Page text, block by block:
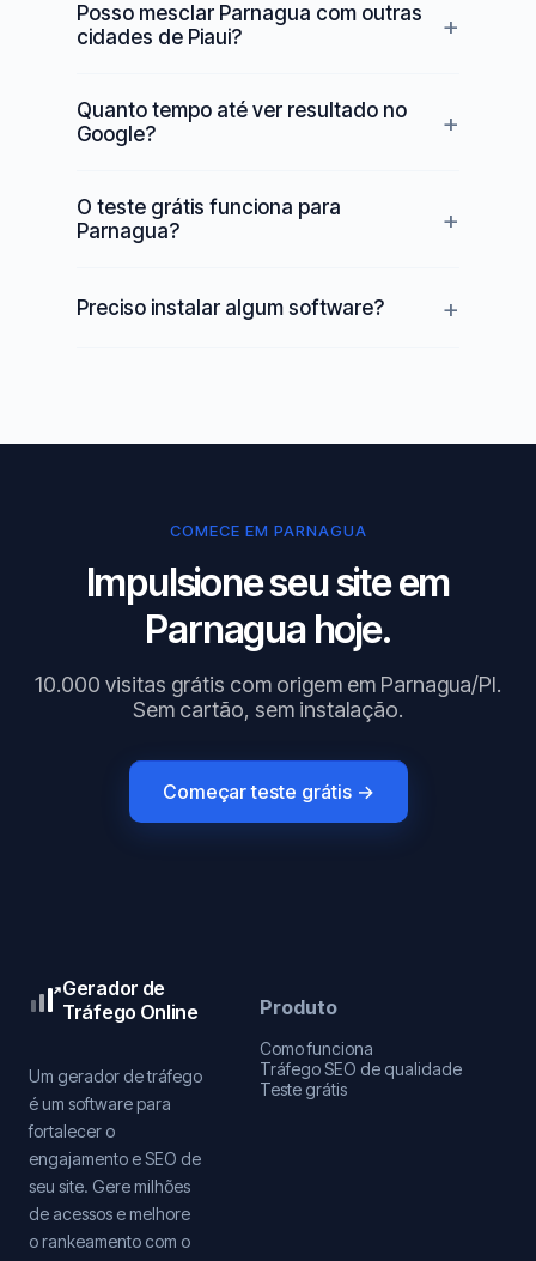
Posso mesclar Parnagua com outras
cidades de Piaui?
Quanto tempo até ver resultado no
Google?
O teste grátis funciona para
Parnagua?
Preciso instalar algum software?
COMECE EM PARNAGUA
Impulsione seu site em
Parnagua hoje.
10.000 visitas grátis com origem em Parnagua/PI.
Sem cartão, sem instalação.
Começar teste grátis →
Gerador de
Tráfego Online
Um gerador de tráfego
é um software para
fortalecer o
engajamento e SEO de
seu site. Gere milhões
de acessos e melhore
o rankeamento com o
Produto
Como funciona
Tráfego SEO de qualidade
Teste grátis